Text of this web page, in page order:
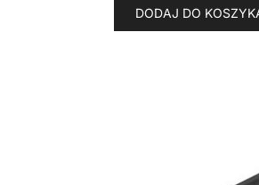
DODAJ DO